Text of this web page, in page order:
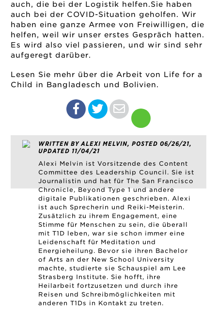
auch, die bei der Logistik helfen.Sie haben
auch bei der COVID-Situation geholfen. Wir
haben eine ganze Armee von Freiwilligen, die
helfen, weil wir unser erstes Gespräch hatten.
Es wird also viel passieren, und wir sind sehr
aufgeregt darüber.
Lesen Sie mehr über die Arbeit von Life for a
Child in Bangladesch und Bolivien.
WRITTEN BY ALEXI MELVIN, POSTED 06/26/21,
UPDATED 11/04/21
Alexi Melvin ist Vorsitzende des Content
Committee des Leadership Council. Sie ist
Journalistin und hat für The San Francisco
Chronicle, Beyond Type 1 und andere
digitale Publikationen geschrieben. Alexi
ist auch Sprecherin und Reiki-Meisterin.
Zusätzlich zu ihrem Engagement, eine
Stimme für Menschen zu sein, die überall
mit T1D leben, war sie schon immer eine
Leidenschaft für Meditation und
Energieheilung. Bevor sie ihren Bachelor
of Arts an der New School University
machte, studierte sie Schauspiel am Lee
Strasberg Institute. Sie hofft, ihre
Heilarbeit fortzusetzen und durch ihre
Reisen und Schreibmöglichkeiten mit
anderen T1Ds in Kontakt zu treten.